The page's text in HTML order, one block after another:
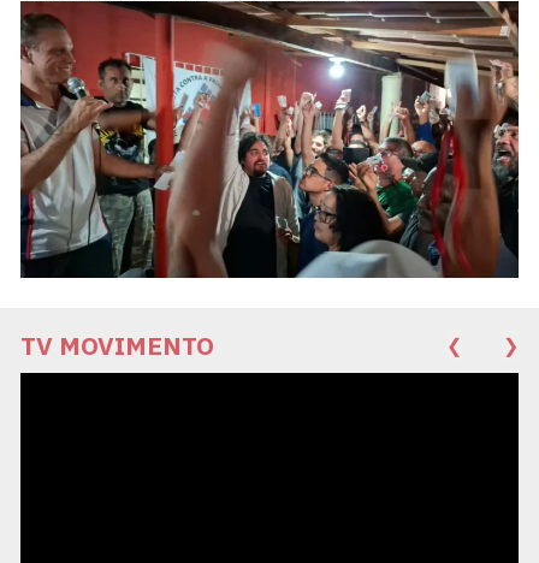
TV MOVIMENTO ❮ ❯